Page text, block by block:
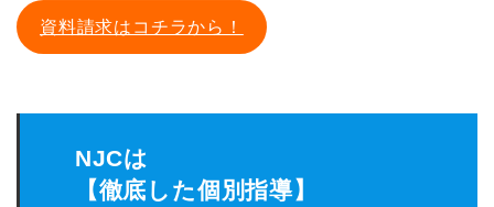
資料請求はコチラから！
NJCは
【徹底した個別指導】